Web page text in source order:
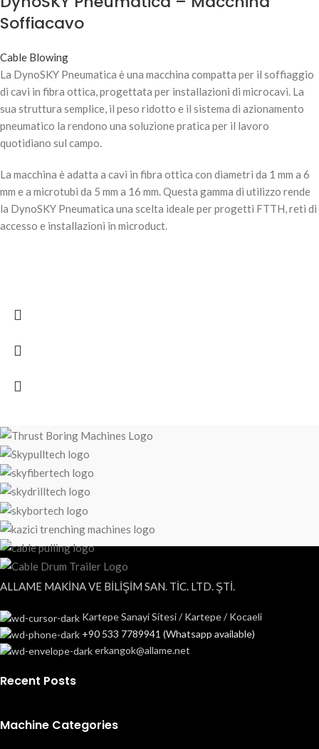
Soffiacavo
Cable Blowing
La DynoSKY Pneumatica è una macchina compatta per il soffiaggio
di cavi in fibra ottica, progettata per installazioni di microcavi. La
sua struttura semplice, il peso ridotto e il sistema di azionamento
pneumatico la rendono una soluzione pratica per il lavoro
quotidiano sul campo.
La macchina è adatta a cavi in fibra ottica con diametri da 1 mm a 6
mm e a microtubi da 5 mm a 16 mm. Questa gamma di utilizzo rende
la DynoSKY Pneumatica una scelta ideale per progetti FTTH, reti di
accesso e installazioni in microduct.
ALLAME MAKİNA VE BİLİŞİM SAN. TİC. LTD. ŞTİ.
Kartepe Sanayi Sitesi / Kartepe / Kocaeli
+90 533 7789941 (Whatsapp available)
erkangok@allame.net
Recent Posts
Machine Categories